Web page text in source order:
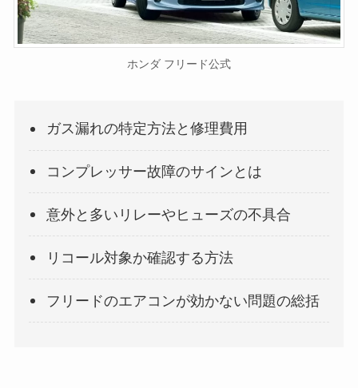
ホンダ フリード公式
ガス漏れの特定方法と修理費用
コンプレッサー故障のサインとは
意外と多いリレーやヒューズの不具合
リコール対象か確認する方法
フリードのエアコンが効かない問題の総括